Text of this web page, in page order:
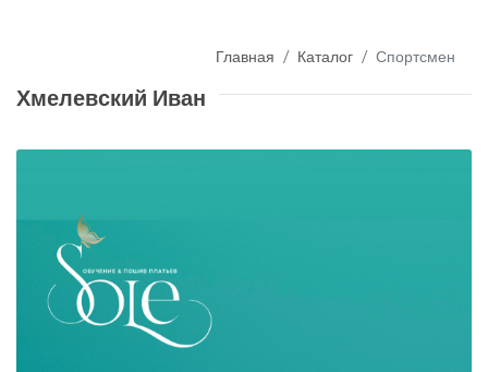
Главная Каталог Спортсмен
Хмелевский Иван